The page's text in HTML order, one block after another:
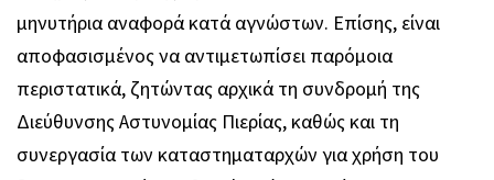
μηνυτήρια αναφορά κατά αγνώστων. Επίσης, είναι
αποφασισμένος να αντιμετωπίσει παρόμοια
περιστατικά, ζητώντας αρχικά τη συνδρομή της
Διεύθυνσης Αστυνομίας Πιερίας, καθώς και τη
συνεργασία των καταστηματαρχών για χρήση του